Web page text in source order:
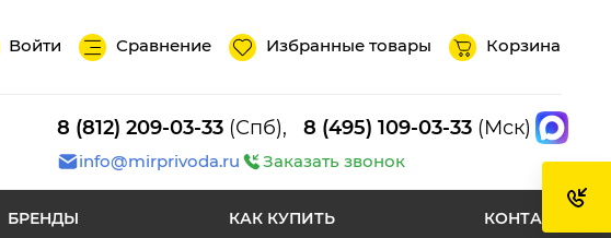
Войти Сравнение Избранные товары Корзина
8 (812) 209-03-33 (Спб), 8 (495) 109-03-33 (Мск)
info@mirprivoda.ru Заказать звонок
БРЕНДЫ КАК КУПИТЬ КОНТАКТЫ